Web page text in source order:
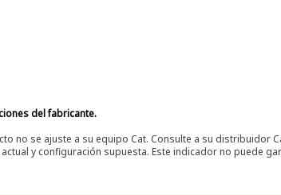
del fabricante.
no se ajuste a su equipo Cat. Consulte a su distribuidor
y configuración supuesta. Este indicador no puede